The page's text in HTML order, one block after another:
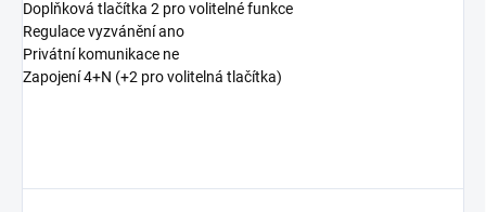
Doplňková tlačítka 2 pro volitelné funkce
Regulace vyzváněníano
Privátní komunikace ne
Zapojení4+N (+2 pro volitelná tlačítka)